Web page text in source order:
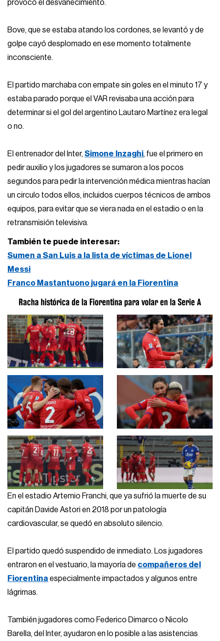
provocó el desvanecimiento.
Bove, que se estaba atando los cordones, se levantó y de
golpe cayó desplomado en ese momento totalmente
inconsciente.
El partido marchaba con empate sin goles en el minuto 17 y
estaba parado porque el VAR revisaba una acción para
determinar si el gol del argentino Lautaro Martínez era legal
o no.
El entrenador del Inter,Simone Inzaghi, fue el primero en
pedir auxilio y los jugadores se sumaron a los pocos
segundos para pedir la intervención médica mientras hacían
un circulo todos ellos, incluidos cuerpos técnicos de ambos
equipos, para evitar que se viera nada en el estadio o en la
retransmisión televisiva.
También te puede interesar:
Sumen a San Luis a la lista de víctimas de Lionel
Messi
Franco Mastantuono jugará en la Fiorentina
Racha histórica de la Fiorentina para volar en la Serie A
En el estadio Artemio Franchi, que ya sufrió la muerte de su
capitán Davide Astori en 2018 por un patología
cardiovascular, se quedó en absoluto silencio.
El partido quedó suspendido de inmediato. Los jugadores
entraron en el vestuario, la mayoría de compañeros del
Fiorentinaespecialmente impactados y algunos entre
lágrimas.
También jugadores como Federico Dimarco o Nicolo
Barella, del Inter, ayudaron en lo posible a las asistencias